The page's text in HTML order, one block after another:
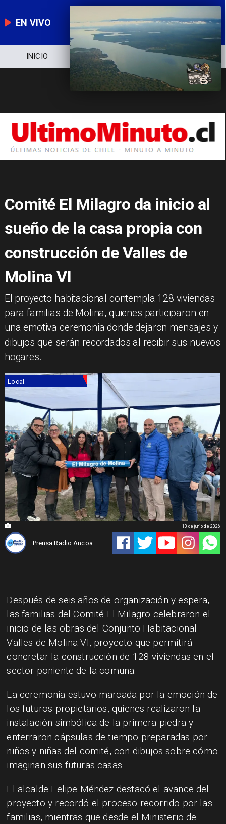
EN VIVO
NOTICIERO POLÍTICA ECONOMÍA
Comité El Milagro da inicio al
sueño de la casa propia con
construcción de Valles de
Molina VI
​El proyecto habitacional contempla 128 viviendas
para familias de Molina, quienes participaron en
una emotiva ceremonia donde dejaron mensajes y
dibujos que serán recordados al recibir sus nuevos
hogares.
Local
Prensa Radio Ancoa
10 de junio de 2026
Después de seis años de organización y espera,
las familias del Comité El Milagro celebraron el
inicio de las obras del Conjunto Habitacional
Valles de Molina VI, proyecto que permitirá
concretar la construcción de 128 viviendas en el
sector poniente de la comuna.
La ceremonia estuvo marcada por la emoción de
los futuros propietarios, quienes realizaron la
instalación simbólica de la primera piedra y
enterraron cápsulas de tiempo preparadas por
niños y niñas del comité, con dibujos sobre cómo
imaginan sus futuras casas.
El alcalde Felipe Méndez destacó el avance del
proyecto y recordó el proceso recorrido por las
familias, mientras que desde el Ministerio de